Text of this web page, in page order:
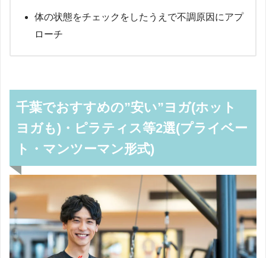
体の状態をチェックをしたうえで不調原因にアプ
ローチ
千葉でおすすめの”安い”ヨガ(ホット
ヨガも)・ピラティス等2選(プライベー
ト・マンツーマン形式)